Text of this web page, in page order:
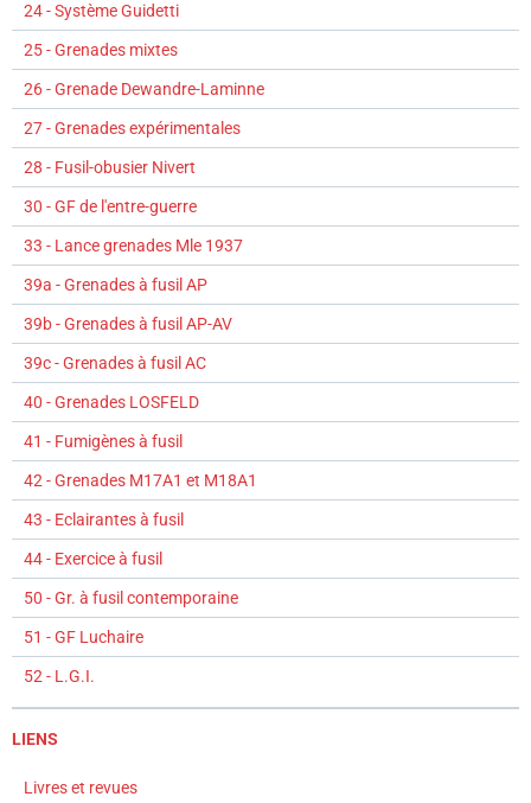
24 - Système Guidetti
25 - Grenades mixtes
26 - Grenade Dewandre-Laminne
27 - Grenades expérimentales
28 - Fusil-obusier Nivert
30 - GF de l'entre-guerre
33 - Lance grenades Mle 1937
39a - Grenades à fusil AP
39b - Grenades à fusil AP-AV
39c - Grenades à fusil AC
40 - Grenades LOSFELD
41 - Fumigènes à fusil
42 - Grenades M17A1 et M18A1
43 - Eclairantes à fusil
44 - Exercice à fusil
50 - Gr. à fusil contemporaine
51 - GF Luchaire
52 - L.G.I.
LIENS
Livres et revues